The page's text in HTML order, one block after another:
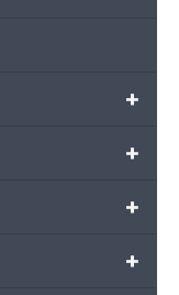
+
+
+
+